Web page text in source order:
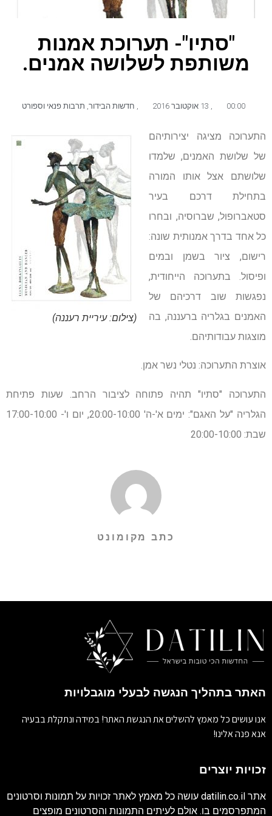
"סתיו"- תערוכת אמנות
משותפת לשלושה אמנים.
00:00 חדשות הבידור תרבות פנאי וספורט
(צילום: עיריית רעננה)
התערוכה מציגה יצירותיהם
של שלושת האמנים, שלמדו
שלושתם אצל אותו המורה
בתחילת דרכם בעיר
סטאברופול, שברוסיה, ובחרו
כל אחד בדרך אמנותית שונה:
רישום, ציור בשמן ובמים
ופיסול. בתערוכה הייחודית,
נפגשות שוב דרכיהם של
האמנים בגלריה ברעננה, בה
מוצגות עבודותיהם.
אוצרת התערוכה: נטלי נשר אמן.
התערוכה "סתיו" תהיה פתוחה לציבור הרחב. שעות פתיחת
הגלריה "על האגם": ימים א'-ה' 20:00-10:00, יום ו'- 17:00-10:00
שבת: 20:00-10:00
כתב מקומונט
האתר בתהליך הנגשה לבעלי מוגבלויות
אנו עושים כל מאמץ להשלים את הנגשת האתר! במידה ונתקלת בבעיה
אנא פנה אלינו!
זכויות יוצרים
אתר datilin.co.il עושה כל מאמץ לאתר זכויות על תמונות וסרטונים
המתפרסמים בו. אולם לעיתים התמונות והסרטונים מופצים